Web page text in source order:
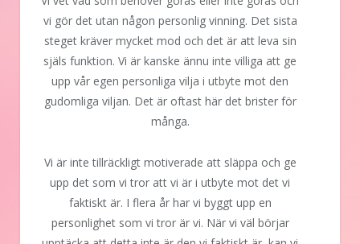
vi gör det utan någon personlig vinning. Det sista
steget kräver mycket mod och det är att leva sin
själs funktion. Vi är kanske ännu inte villiga att ge
upp vår egen personliga vilja i utbyte mot den
gudomliga viljan. Det är oftast här det brister för
många.
Vi är inte tillräckligt motiverade att släppa och ge
upp det som vi tror att vi är i utbyte mot det vi
faktiskt är. I flera år har vi byggt upp en
personlighet som vi tror är vi. När vi väl börjar